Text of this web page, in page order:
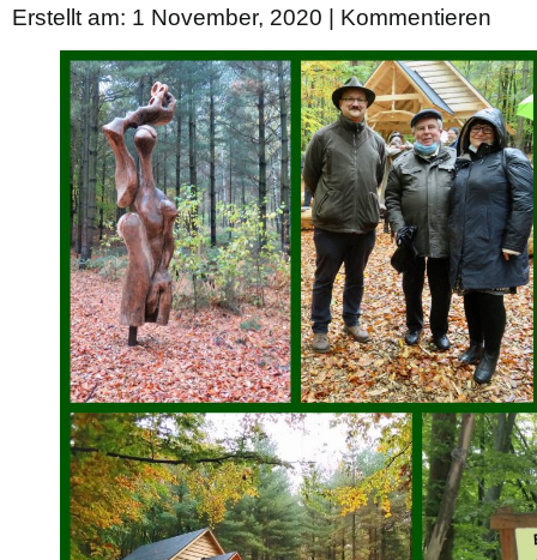
Erstellt am: 1 November, 2020 | Kommentieren